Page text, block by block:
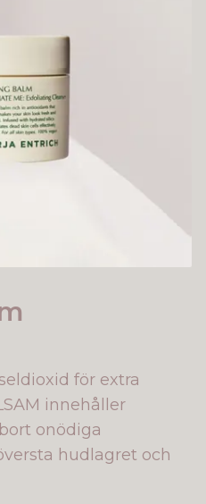
för extra
innehåller
onödiga
hudlagret och